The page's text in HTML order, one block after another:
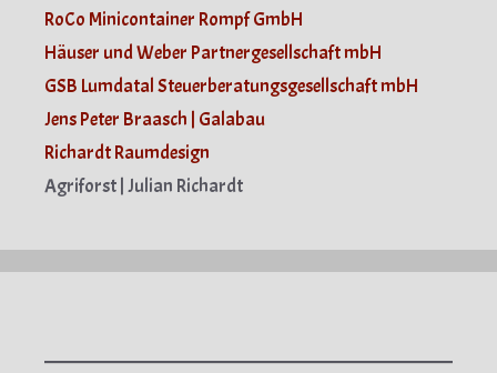
RoCo Minicontainer Rompf GmbH
Häuser und Weber Partnergesellschaft mbH
GSB Lumdatal Steuerberatungsgesellschaft mbH
Jens Peter Braasch | Galabau
Richardt Raumdesign
Agriforst | Julian Richardt